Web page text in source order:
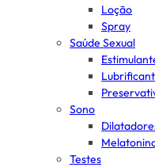
Loção
Spray
Saúde Sexual
Sono
Testes